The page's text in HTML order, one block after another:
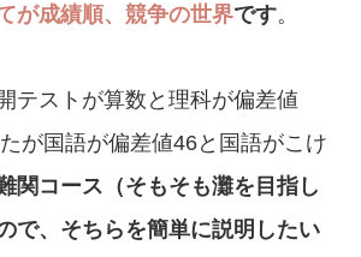
が成績順、競争の世界です。
テストが算数と理科が偏差値
が国語が偏差値46と国語がこけ
関コース（そもそも灘を目指し
で、そちらを簡単に説明したい